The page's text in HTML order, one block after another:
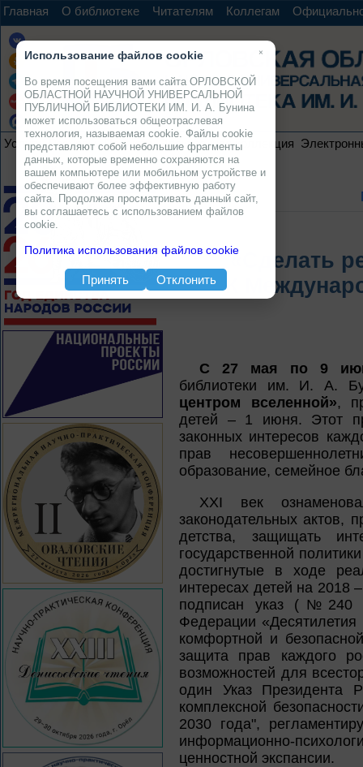
Главная О библиотеке Читателям Коллегам
Услуги Ресурсы Проекты Электронная коллекция
«Сделать
К
С 27 мая по 9
библиотеки им. И. А.
центром вселенной»,
детей – 1 июня. Этот
законных интересов
прав
образование, семейное
XXI век
законодательных актов,
детства, защищать
государственной
достигнутые в ходе
интересах детей на
подписан указ (№240
Федерации «Десятилетия
комфортной и
защита прав каждого
возможностей для
один Указ
комплексной
2030 года",
информационно-
ценностной экспансии.
×
Использование файлов cookie
Во время посещения вами сайта ОРЛОВСКОЙ
ОБЛАСТНОЙ НАУЧНОЙ УНИВЕРСАЛЬНОЙ
ПУБЛИЧНОЙ БИБЛИОТЕКИ ИМ. И. А. Бунина
может использоваться общеотраслевая
технология, называемая cookie. Файлы cookie
представляют собой небольшие фрагменты
данных, которые временно сохраняются на
вашем компьютере или мобильном устройстве и
обеспечивают более эффективную работу
сайта. Продолжая просматривать данный сайт,
вы соглашаетесь с использованием файлов
cookie.
Политика использования файлов cookie
Принять Отклонить